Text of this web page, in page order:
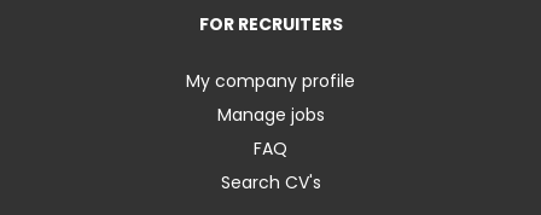
FOR RECRUITERS
My company profile
Manage jobs
FAQ
Search CV's